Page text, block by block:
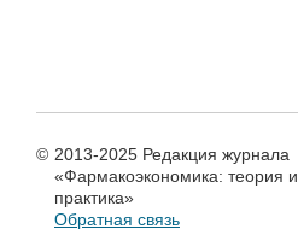
© 2013-2025 Редакция журнала
«Фармакоэкономика: теория и
практика»
Обратная связь